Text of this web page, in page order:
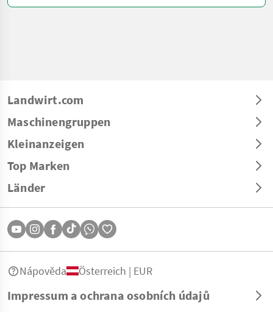
Landwirt.com
Maschinengruppen
Kleinanzeigen
Top Marken
Länder
Impressum a ochrana osobních údajů
Nápověda Österreich | EUR